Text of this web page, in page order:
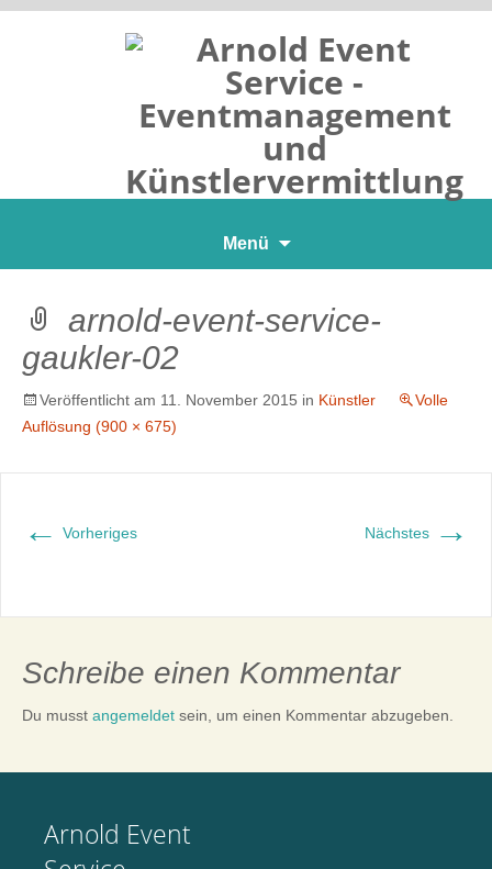
Menü
arnold-event-service-
gaukler-02
Veröffentlicht am 11. November 2015 in Künstler
Volle
Auflösung (900 × 675)
← Vorheriges Nächstes →
Schreibe einen Kommentar
Du musst angemeldet sein, um einen Kommentar abzugeben.
Arnold Event